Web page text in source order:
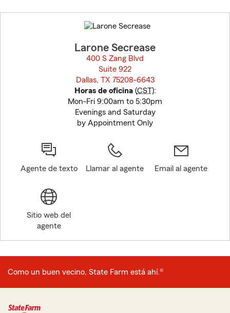
to
before
Larone Secrease
400 S Zang Blvd
Suite 922
Dallas, TX 75208-6643
Horas de oficina(CST):
Mon-Fri 9:00am to 5:30pm
Evenings and Saturday
by Appointment Only
Agente de texto Llamar al agente Email al agente
Sitio web del
agente
Como un buen vecino, State Farm está ahí.®